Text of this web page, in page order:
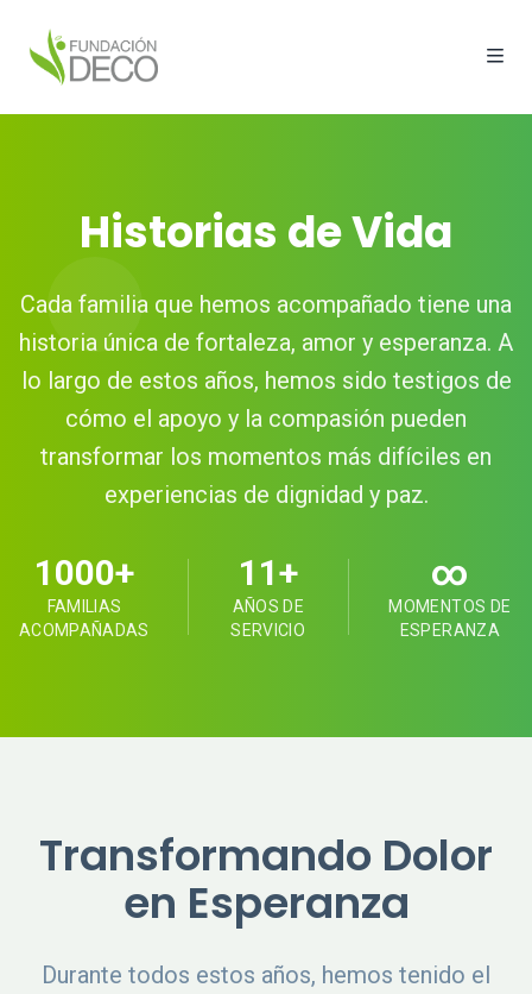
Historias de Vida
Cada familia que hemos acompañado tiene una
historia única de fortaleza, amor y esperanza. A
lo largo de estos años, hemos sido testigos de
cómo el apoyo y la compasión pueden
transformar los momentos más difíciles en
experiencias de dignidad y paz.
1000+
FAMILIAS
ACOMPAÑADAS
11+
AÑOS DE
SERVICIO
∞
MOMENTOS DE
ESPERANZA
Transformando Dolor
en Esperanza
Durante todos estos años, hemos tenido el